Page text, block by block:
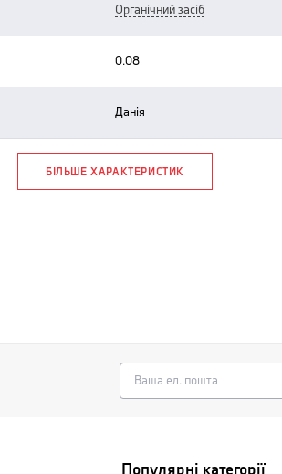
органічний засіб
0.08
данія
БІЛЬШЕ ХАРАКТЕРИСТИК
Популярні категорії